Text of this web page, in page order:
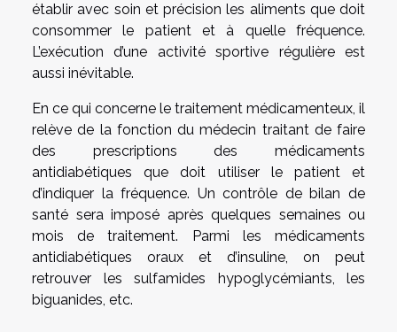
établir avec soin et précision les aliments que doit
consommer le patient et à quelle fréquence.
L’exécution d’une activité sportive régulière est
aussi inévitable.
En ce qui concerne le traitement médicamenteux, il
relève de la fonction du médecin traitant de faire
des prescriptions des médicaments
antidiabétiques que doit utiliser le patient et
d’indiquer la fréquence. Un contrôle de bilan de
santé sera imposé après quelques semaines ou
mois de traitement. Parmi les médicaments
antidiabétiques oraux et d’insuline, on peut
retrouver les sulfamides hypoglycémiants, les
biguanides, etc.